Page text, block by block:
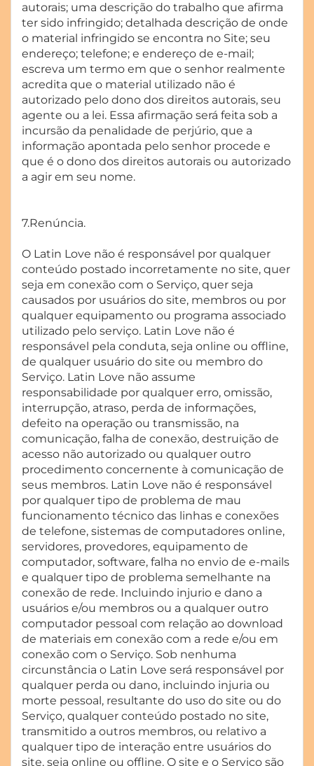
autorais; uma descrição do trabalho que afirma
ter sido infringido; detalhada descrição de onde
o material infringido se encontra no Site; seu
endereço; telefone; e endereço de e-mail;
escreva um termo em que o senhor realmente
acredita que o material utilizado não é
autorizado pelo dono dos direitos autorais, seu
agente ou a lei. Essa afirmação será feita sob a
incursão da penalidade de perjúrio, que a
informação apontada pelo senhor procede e
que é o dono dos direitos autorais ou autorizado
a agir em seu nome.
7.Renúncia.
O Latin Love não é responsável por qualquer
conteúdo postado incorretamente no site, quer
seja em conexão com o Serviço, quer seja
causados por usuários do site, membros ou por
qualquer equipamento ou programa associado
utilizado pelo serviço. Latin Love não é
responsável pela conduta, seja online ou offline,
de qualquer usuário do site ou membro do
Serviço. Latin Love não assume
responsabilidade por qualquer erro, omissão,
interrupção, atraso, perda de informações,
defeito na operação ou transmissão, na
comunicação, falha de conexão, destruição de
acesso não autorizado ou qualquer outro
procedimento concernente à comunicação de
seus membros. Latin Love não é responsável
por qualquer tipo de problema de mau
funcionamento técnico das linhas e conexões
de telefone, sistemas de computadores online,
servidores, provedores, equipamento de
computador, software, falha no envio de e-mails
e qualquer tipo de problema semelhante na
conexão de rede. Incluindo injurio e dano a
usuários e/ou membros ou a qualquer outro
computador pessoal com relação ao download
de materiais em conexão com a rede e/ou em
conexão com o Serviço. Sob nenhuma
circunstância o Latin Love será responsável por
qualquer perda ou dano, incluindo injuria ou
morte pessoal, resultante do uso do site ou do
Serviço, qualquer conteúdo postado no site,
transmitido a outros membros, ou relativo a
qualquer tipo de interação entre usuários do
site, seja online ou offline. O site e o Serviço são